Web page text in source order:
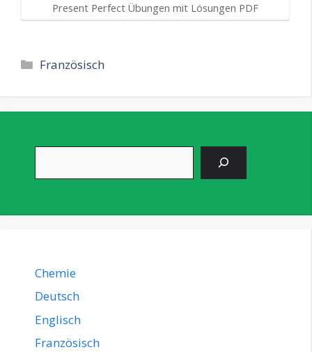
Present Perfect Übungen mit Lösungen PDF
Kategorien
Französisch
Chemie
Deutsch
Englisch
Französisch